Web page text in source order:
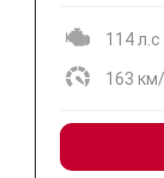
114 л.с
163